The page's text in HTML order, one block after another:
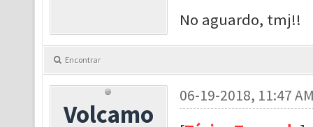
No aguardo, tmj!!
Encontrar
Volcamo
06-19-2018, 11:47